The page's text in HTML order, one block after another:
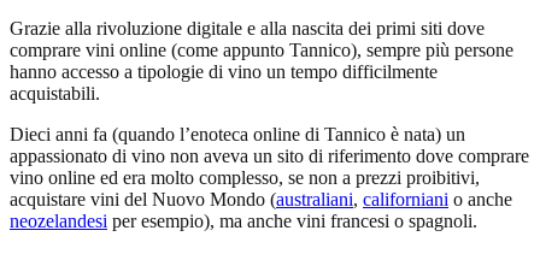
Grazie alla rivoluzione digitale e alla nascita dei primi siti dove
comprare vini online (come appunto Tannico), sempre più persone
hanno accesso a tipologie di vino un tempo difficilmente
acquistabili.
Dieci anni fa (quando l’enoteca online di Tannico è nata) un
appassionato di vino non aveva un sito di riferimento dove comprare
vino online ed era molto complesso, se non a prezzi proibitivi,
acquistare vini del Nuovo Mondo (australiani, californiani o anche
neozelandesi per esempio), ma anche vini francesi o spagnoli.